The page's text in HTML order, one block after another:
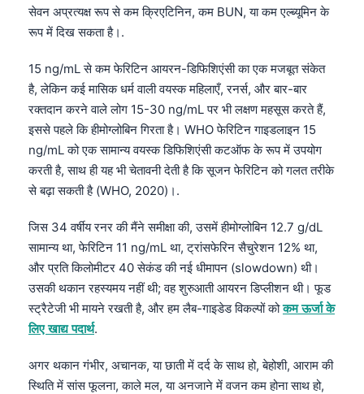
सेवन अप्रत्यक्ष रूप से कम क्रिएटिनिन, कम BUN, या कम एल्ब्यूमिन के
रूप में दिख सकता है।.
15 ng/mL से कम फेरिटिन आयरन-डिफिशिएंसी का एक मजबूत संकेत
है, लेकिन कई मासिक धर्म वाली वयस्क महिलाएँ, रनर्स, और बार-बार
रक्तदान करने वाले लोग 15-30 ng/mL पर भी लक्षण महसूस करते हैं,
इससे पहले कि हीमोग्लोबिन गिरता है। WHO फेरिटिन गाइडलाइन 15
ng/mL को एक सामान्य वयस्क डिफिशिएंसी कटऑफ के रूप में उपयोग
करती है, साथ ही यह भी चेतावनी देती है कि सूजन फेरिटिन को गलत तरीके
से बढ़ा सकती है (WHO, 2020)।.
जिस 34 वर्षीय रनर की मैंने समीक्षा की, उसमें हीमोग्लोबिन 12.7 g/dL
सामान्य था, फेरिटिन 11 ng/mL था, ट्रांसफेरिन सैचुरेशन 12% था,
और प्रति किलोमीटर 40 सेकंड की नई धीमापन (slowdown) थी।
उसकी थकान रहस्यमय नहीं थी; वह शुरुआती आयरन डिप्लीशन थी। फूड
स्ट्रैटेजी भी मायने रखती है, और हम लैब-गाइडेड विकल्पों कोकम ऊर्जा के
लिए खाद्य पदार्थ.
अगर थकान गंभीर, अचानक, या छाती में दर्द के साथ हो, बेहोशी, आराम की
स्थिति में सांस फूलना, काले मल, या अनजाने में वजन कम होना साथ हो,